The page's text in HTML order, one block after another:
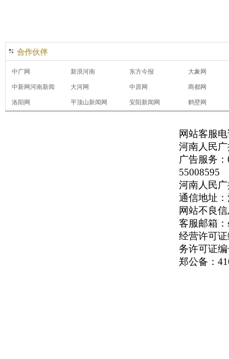
合作伙伴
中广网 新浪河南 东方今报 大象网
中新网河南新闻 大河网 中原网 商都网
洛阳网 平顶山新闻网 安阳新闻网 鹤壁网
网站客服
河南人民
广告服务
55008595
河南人民
通信地址：
网站不良
客服邮箱：
经营许可
务许可证
郑公备：